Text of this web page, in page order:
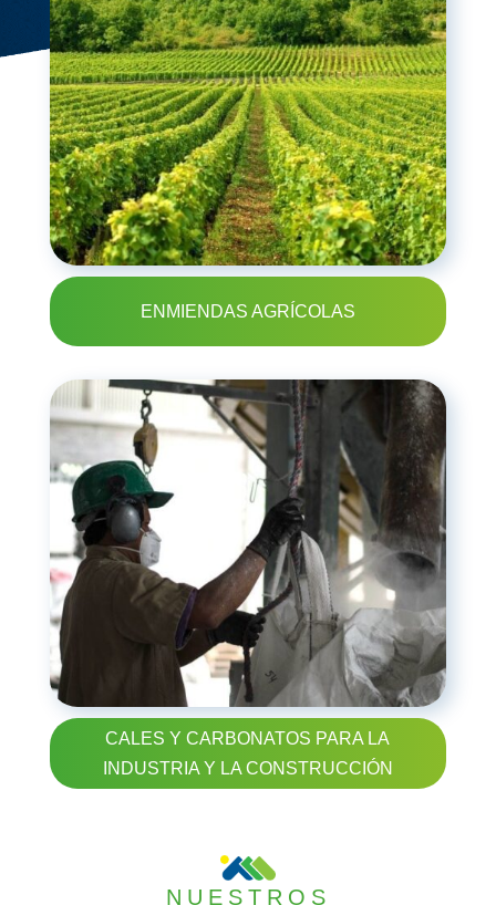
ENMIENDAS AGRÍCOLAS
CALES Y CARBONATOS PARA LA
INDUSTRIA Y LA CONSTRUCCIÓN
NUESTROS